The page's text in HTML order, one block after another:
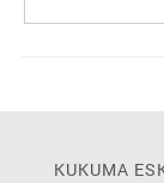
KUKUMA